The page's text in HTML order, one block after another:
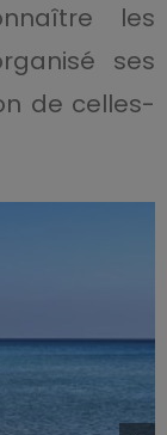
les
ses
de celles-